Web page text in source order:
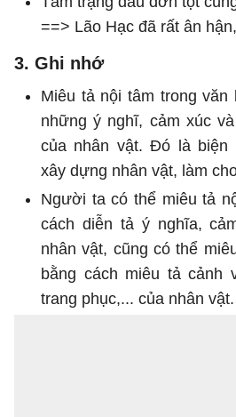
==> Lão Hạc đã rất ân
3. Ghi nhớ
Miêu tả nội tâm trong
những ý nghĩ, cảm xúc
của nhân vật. Đó là biện
xây dựng nhân vật, làm
Người ta có thể miêu tả
cách diễn tả ý nghĩa,
nhân vật, cũng có thể
bằng cách miêu tả cảnh
trang phục,... của nhân vật.